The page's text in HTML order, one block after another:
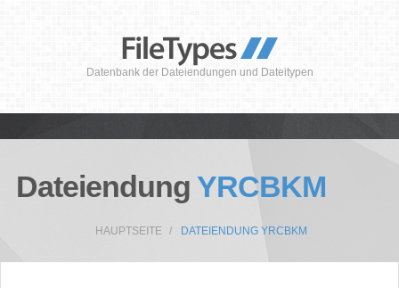
Datenbank der Dateiendungen und Dateitypen
Dateiendung YRCBKM
HAUPTSEITE DATEIENDUNG YRCBKM